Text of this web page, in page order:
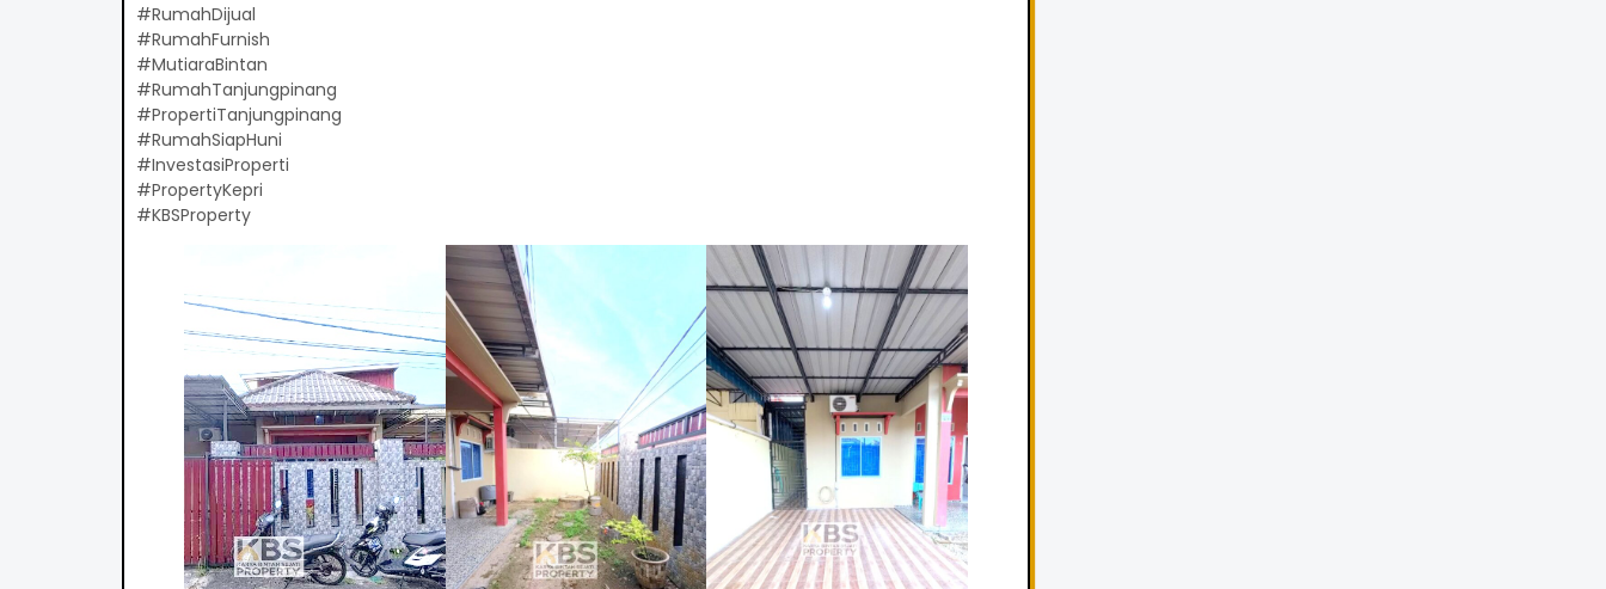
#RumahDijual
#RumahFurnish
#MutiaraBintan
#RumahTanjungpinang
#PropertiTanjungpinang
#RumahSiapHuni
#InvestasiProperti
#PropertyKepri
#KBSProperty